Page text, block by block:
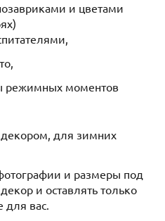
и цветами
режимных моментов
для зимних
и размеры под
и оставлять только
для вас.